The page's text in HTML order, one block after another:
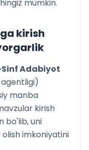
mumkin.
kirish
Adabiyot
manba
kirish
bo'lib, uni
imkoniyatini